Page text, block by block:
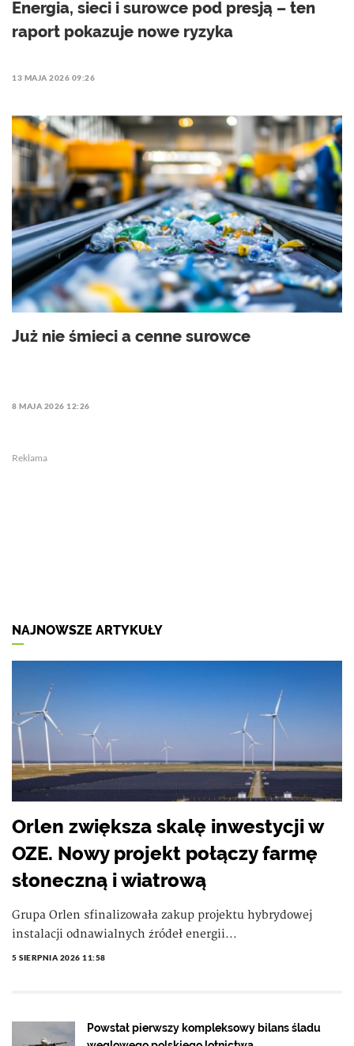
Energia, sieci i surowce pod presją – ten
raport pokazuje nowe ryzyka
13 MAJA 2026 09:26
Już nie śmieci a cenne surowce
8 MAJA 2026 12:26
Reklama
NAJNOWSZE ARTYKUŁY
Orlen zwiększa skalę inwestycji w
OZE. Nowy projekt połączy farmę
słoneczną i wiatrową
Grupa Orlen sfinalizowała zakup projektu hybrydowej
instalacji odnawialnych źródeł energii...
5 SIERPNIA 2026 11:58
Powstał pierwszy kompleksowy bilans śladu